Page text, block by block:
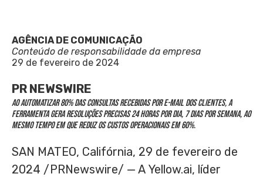
AGÊNCIA DE COMUNICAÇÃO
Conteúdo de responsabilidade da empresa
29 de fevereiro de 2024
PR NEWSWIRE
Ao automatizar 80% das consultas recebidas por e-mail dos clientes, a
ferramenta gera resoluções precisas 24 horas por dia, 7 dias por semana, ao
mesmo tempo em que reduz os custos operacionais em 60%.
SAN MATEO, Califórnia, 29 de fevereiro de
2024 /PRNewswire/ — A Yellow.ai, líder